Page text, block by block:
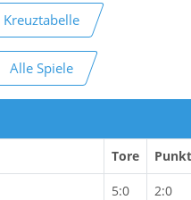
Kreuztabelle
Alle Spiele
Tore
5:0 2:0